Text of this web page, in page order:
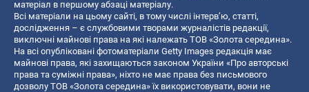
матеріал в першому абзаці матеріалу.
Всі матеріали на цьому сайті, в тому числі інтерв’ю, статті,
дослідження – є службовими творами журналістів редакції,
виключні майнові права на які належать ТОВ «Золота середина».
На всі опубліковані фотоматеріали Getty Images редакція має
майнові права, які захищаються законом України «Про авторські
права та суміжні права», ніхто не має права без письмового
дозволу ТОВ «Золота середина» їх використовувати, вони не